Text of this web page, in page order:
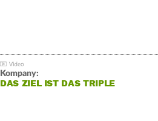
Kompany:
DAS ZIEL IST DAS TRIPLE